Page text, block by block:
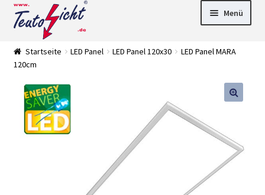
Zur
Navigation
springen
Springe
zum
Menü
► LED Panel
►
Downlights
Deckenleuch
Außenleucht
en
Streifen
► Zubehör
►
Leuchtmittel
Versandarten
► Zahlarten
Startseite LED Panel LED Panel 120x30
LED Panel MARA
120cm